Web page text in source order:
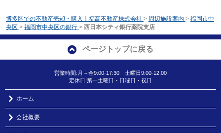
博多区での不動産売却・購入｜福高不動産株式会社 > 周辺施設案内 > 福岡市中
央区 > 福岡市中央区の銀行 > 西日本シティ銀行薬院支店
ページトップに戻る
営業時間:月～金9:00-17:30 土曜日9:00-12:00
定休日:第一土曜日・日曜日・祝日
ホーム
会社概要